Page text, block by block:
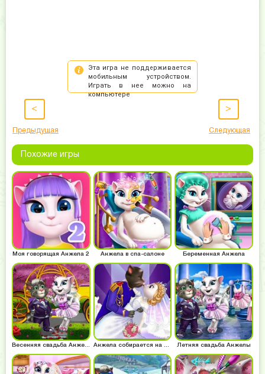
<
Предыдущая
>
Следующая
Похожие игры
Моя говорящая Анжела 2 Анжела в спа-салоне Беременная Анжела
Весенняя свадьба Анжелы Анжела собирается на бал Летняя свадьба Анжелы